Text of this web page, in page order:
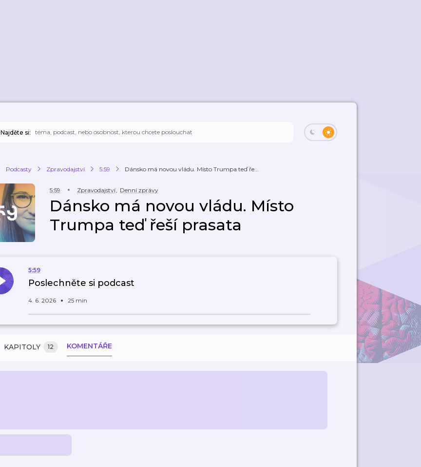
Najděte si:
Podcasty Zpravodajství 5:59 Dánsko má novou vládu. Místo Trumpa teď ře...
5:59 Zpravodajství, Denní zprávy
Dánsko má novou vládu. Místo
Trumpa teď řeší prasata
5:59
Poslechněte si podcast
4. 6. 2026 25 min
KAPITOLY 12 KOMENTÁŘE